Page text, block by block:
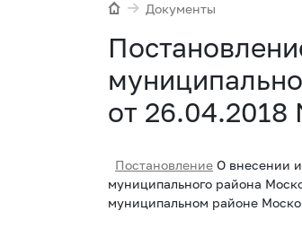
Документы
от 26.04.2018
Постановление О внесении
муниципального района
муниципальном районе